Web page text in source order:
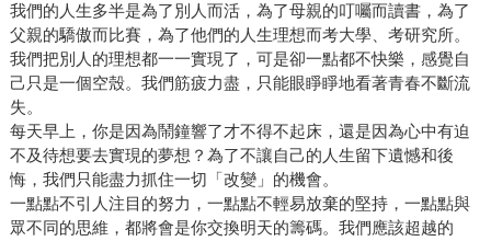
我們的人生多半是為了別人而活，為了母親的叮囑而讀書，為了
父親的驕傲而比賽，為了他們的人生理想而考大學、考研究所。
我們把別人的理想都一一實現了，可是卻一點都不快樂，感覺自
己只是一個空殼。我們筋疲力盡，只能眼睜睜地看著青春不斷流
失。
每天早上，你是因為鬧鐘響了才不得不起床，還是因為心中有迫
不及待想要去實現的夢想？為了不讓自己的人生留下遺憾和後
悔，我們只能盡力抓住一切「改變」的機會。
一點點不引人注目的努力，一點點不輕易放棄的堅持，一點點與
眾不同的思維，都將會是你交換明天的籌碼。我們應該超越的